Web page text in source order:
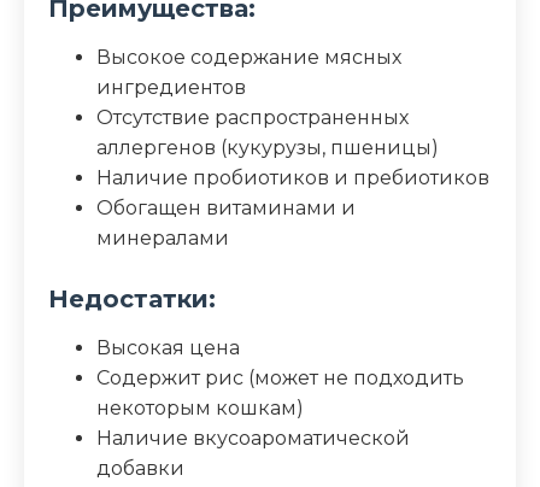
Преимущества:
Высокое содержание мясных
ингредиентов
Отсутствие распространенных
аллергенов (кукурузы, пшеницы)
Наличие пробиотиков и пребиотиков
Обогащен витаминами и
минералами
Недостатки:
Высокая цена
Содержит рис (может не подходить
некоторым кошкам)
Наличие вкусоароматической
добавки